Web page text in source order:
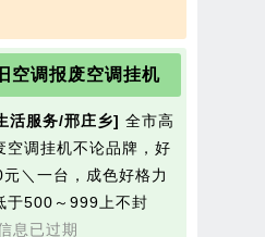
空调报废空调挂机
活服务/邢庄乡] 全市高
空调挂机不论品牌，好
＼一台，成色好格力
于500～999上不封
息已过期